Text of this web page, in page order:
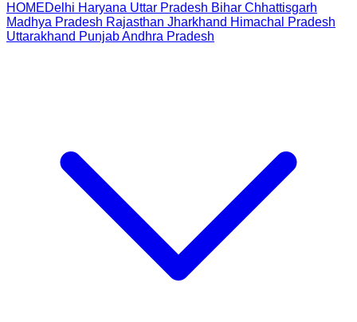
HOMEDelhi Haryana Uttar Pradesh Bihar Chhattisgarh
Madhya Pradesh Rajasthan Jharkhand Himachal Pradesh
Uttarakhand PunjabAndhra Pradesh